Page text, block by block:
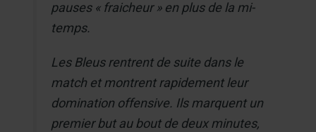
pauses « fraicheur » en plus de la mi-
temps.
Les Bleus rentrent de suite dans le
match et montrent rapidement leur
domination offensive. Ils marquent un
premier but au bout de deux minutes,